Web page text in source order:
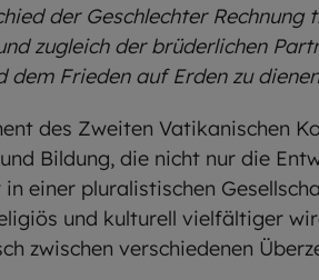
der Geschlechter
zugleich der brüderlichen
dem Frieden auf Erden zu
des Zweiten Vatikanischen
Bildung, die nicht nur die
einer pluralistischen
und kulturell vielfältiger
zwischen verschiedenen